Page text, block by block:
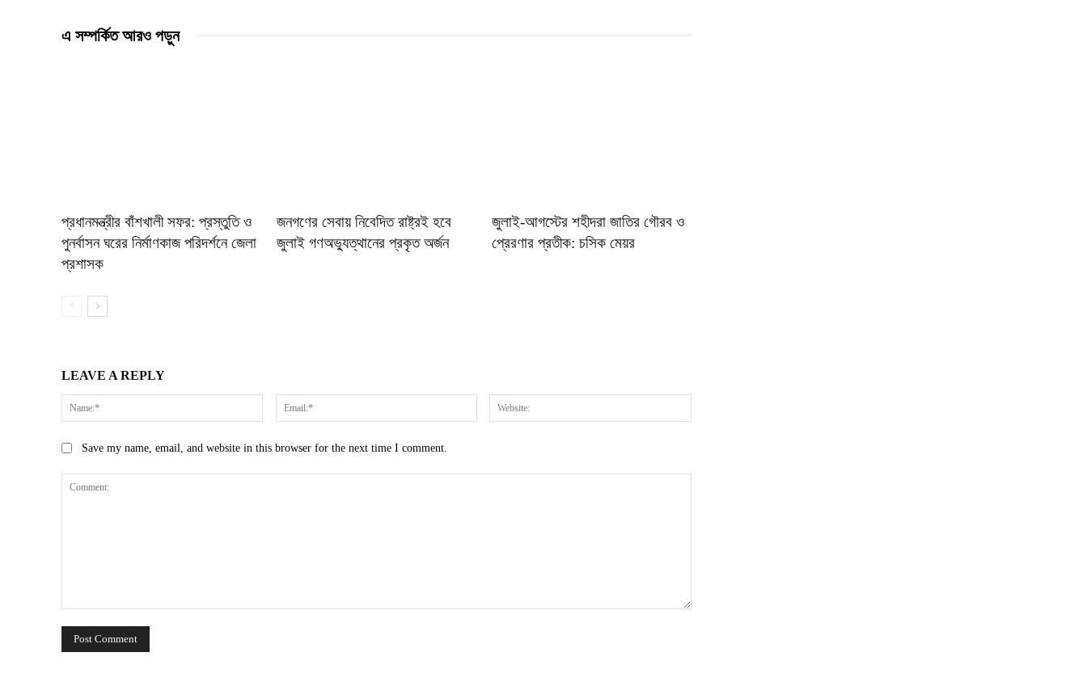
এ সম্পর্কিত আরও পড়ুন
প্রধানমন্ত্রীর বাঁশখালী সফর: প্রস্তুতি ও
পুনর্বাসন ঘরের নির্মাণকাজ পরিদর্শনে জেলা
প্রশাসক
জনগণের সেবায় নিবেদিত রাষ্ট্রই হবে
জুলাই গণঅভ্যুত্থানের প্রকৃত অর্জন
জুলাই-আগস্টের শহীদরা জাতির গৌরব ও
প্রেরণার প্রতীক: চসিক মেয়র
LEAVE A REPLY
Name:* Email:*
Save my name, email, and website in this browser for the next time I comment.